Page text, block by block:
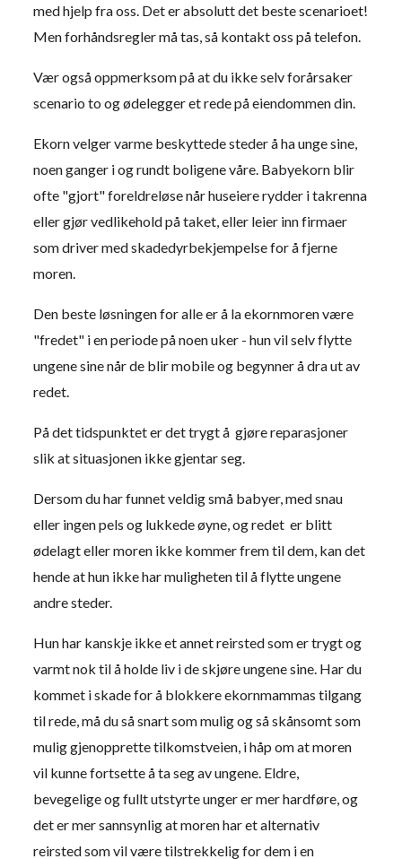
med hjelp fra oss. Det er absolutt det beste scenarioet!
Men forhåndsregler må tas, så kontakt oss på telefon.
Vær også oppmerksom på at du ikke selv forårsaker
scenario to og ødelegger et rede på eiendommen din.
Ekorn velger varme beskyttede steder å ha unge sine,
noen ganger i og rundt boligene våre. Babyekorn blir
ofte "gjort" foreldreløse når huseiere rydder i takrenna
eller gjør vedlikehold på taket, eller leier inn firmaer
som driver med skadedyrbekjempelse for å fjerne
moren.
Den beste løsningen for alle er å la ekornmoren være
"fredet" i en periode på noen uker - hun vil selv flytte
ungene sine når de blir mobile og begynner å dra ut av
redet.
På det tidspunktet er det trygt å gjøre reparasjoner
slik at situasjonen ikke gjentar seg.
Dersom du har funnet veldig små babyer, med snau
eller ingen pels og lukkede øyne, og redet er blitt
ødelagt eller moren ikke kommer frem til dem, kan det
hende at hun ikke har muligheten til å flytte ungene
andre steder.
Hun har kanskje ikke et annet reirsted som er trygt og
varmt nok til å holde liv i de skjøre ungene sine. Har du
kommet i skade for å blokkere ekornmammas tilgang
til rede, må du så snart som mulig og så skånsomt som
mulig gjenopprette tilkomstveien, i håp om at moren
vil kunne fortsette å ta seg av ungene. Eldre,
bevegelige og fullt utstyrte unger er mer hardføre, og
det er mer sannsynlig at moren har et alternativ
reirsted som vil være tilstrekkelig for dem i en